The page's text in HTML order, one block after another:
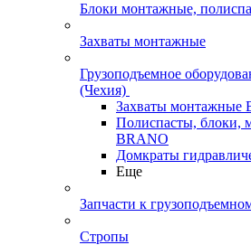
Блоки монтажные,
Захваты монтажные
Грузоподъемное
(Чехия)
Захваты монтажные
Полиспасты, блоки,
BRANO
Домкраты
Еще
Запчасти к
Стропы